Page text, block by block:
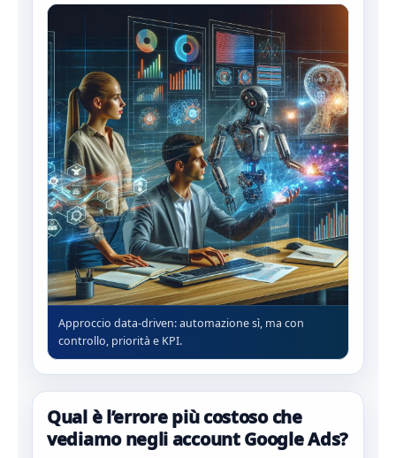
Approccio data-driven: automazione sì, ma con
controllo, priorità e KPI.
Qual è l’errore più costoso che
vediamo negli account Google Ads?